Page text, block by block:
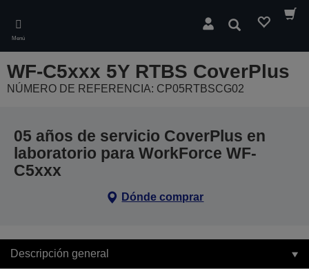
main
content
Menú
Buscar
WF-C5xxx 5Y RTBS CoverPlus
NÚMERO DE REFERENCIA: CP05RTBSCG02
05 años de servicio CoverPlus en
laboratorio para WorkForce WF-
C5xxx
Dónde comprar
Descripción general